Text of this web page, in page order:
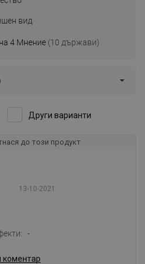
4 Мнение (10 държави)
вид
Други варианти
до този продукт
13-10-2021
-
коментар